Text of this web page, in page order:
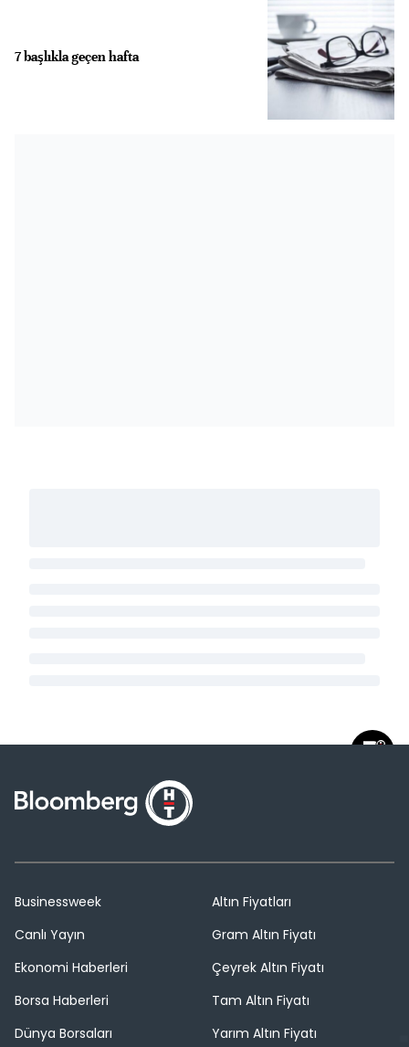
7 başlıkla geçen hafta
Businessweek
Canlı Yayın
Ekonomi Haberleri
Borsa Haberleri
Dünya Borsaları
Altın Fiyatları
Gram Altın Fiyatı
Çeyrek Altın Fiyatı
Tam Altın Fiyatı
Yarım Altın Fiyatı